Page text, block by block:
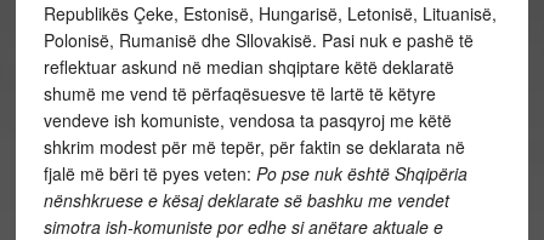
Republikës Çeke, Estonisë, Hungarisë, Letonisë, Lituanisë,
Polonisë, Rumanisë dhe Sllovakisë. Pasi nuk e pashë të
reflektuar askund në median shqiptare këtë deklaratë
shumë me vend të përfaqësuesve të lartë të këtyre
vendeve ish komuniste, vendosa ta pasqyroj me këtë
shkrim modest për më tepër, për faktin se deklarata në
fjalë më bëri të pyes veten: Po pse nuk është Shqipëria
nënshkruese e kësaj deklarate së bashku me vendet
simotra ish-komuniste por edhe si anëtare aktuale e